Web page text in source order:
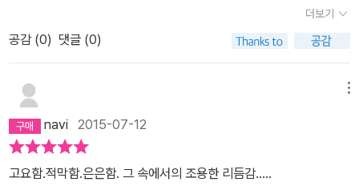
해 상당히 이른 아침에 눈을 떴다. 그날 하루 종일 에이어즈락 주변을
걸었다. 걷는 동안 단 한 사람도 만나지 못했다. 단지 호텔을 나설 때
니고서는 이렇게 무모한 행군을 할 사람은 없었던 것이다. 다행히 이
곳 지리에 밝은 가이드 덕분에 숨겨진 아름다운 장소를 몇 군데 구경
할 수 있었다. 마침내 내가 바위산을 오르려고 하자 개도 상황을 파악
했는지 더 이상 따라오지 않았다. 개는 가파른 경사 아래에서 나를 기
며 흘러가는 이 영화를 나는 너무나 사랑하고그래서 벤더스의 팬이
되었으며 그 이후로 만났던 그의 영화들 또한 기대를 저버린 적이 없
다. 벤더스의 사진 에세이라는 이 책이 나왔을 때 그래서 별 고민없이
집어 들 수 있었다.그저 그런 사진이어도 좋았고, 별 의미없는 글이어
못할 독일어 한 단어를 각인시켰다.Einmal 한번은 once.. 정도로 번
역되려나..몇장의 사진은 순간순간을 담고 있으되,그 사진들이 담고
있는 순간은 그의 Einmal로 시작되는 짧은 말들로 인해 이야기가 되
더보기
공감 (0) 댓글 (0)
navi 2015-07-12
고요함.적막함.은은함. 그 속에서의 조용한 리듬감.....